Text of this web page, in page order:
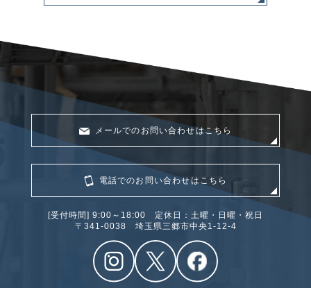
メールでのお問い合わせはこちら
電話でのお問い合わせはこちら
[受付時間] 9:00～18:00 定休日：土曜・日曜・祝日
〒341‐0038 埼玉県三郷市中央1-12-4